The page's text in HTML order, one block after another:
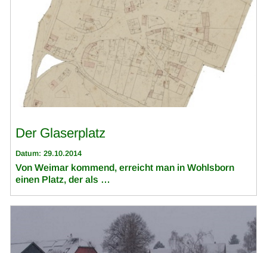
Der Glaserplatz
Datum: 29.10.2014
Von Weimar kommend, erreicht man in Wohlsborn
einen Platz, der als …